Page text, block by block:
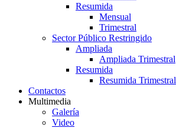
Resumida
Mensual
Trimestral
Sector Público Restringido
Ampliada
Ampliada Trimestral
Resumida
Resumida Trimestral
Contactos
Multimedia
Galería
Video